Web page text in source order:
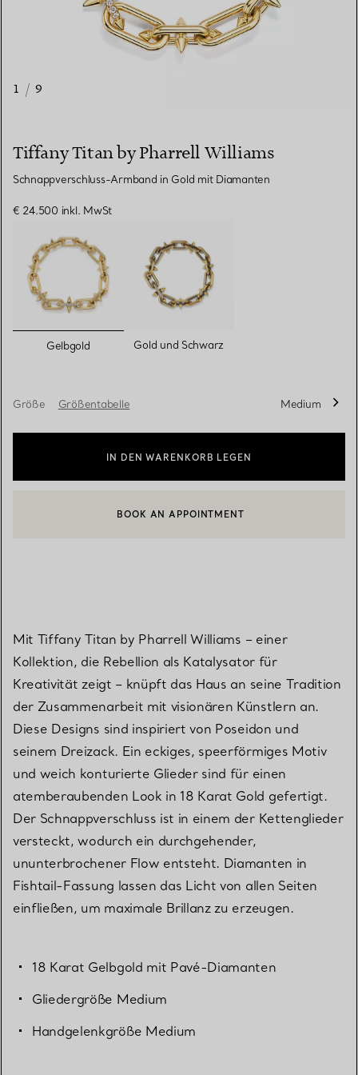
1 / 9
Tiffany Titan by Pharrell Williams
Schnappverschluss-Armband in Gold mit Diamanten
€ 24.500 inkl. MwSt
Größe Größentabelle Medium
ausgewählt
Gelbgold Gold und Schwarz
IN DEN WARENKORB LEGEN
EINEN KUNDENBERATER KONTAKTIEREN ODER EINEN
BOOK AN APPOINTMENT
Mit Tiffany Titan by Pharrell Williams – einer
Kollektion, die Rebellion als Katalysator für
Kreativität zeigt – knüpft das Haus an seine Tradition
der Zusammenarbeit mit visionären Künstlern an.
Diese Designs sind inspiriert von Poseidon und
seinem Dreizack. Ein eckiges, speerförmiges Motiv
und weich konturierte Glieder sind für einen
atemberaubenden Look in 18 Karat Gold gefertigt.
Der Schnappverschluss ist in einem der Kettenglieder
versteckt, wodurch ein durchgehender,
ununterbrochener Flow entsteht. Diamanten in
Fishtail-Fassung lassen das Licht von allen Seiten
einfließen, um maximale Brillanz zu erzeugen.
18 Karat Gelbgold mit Pavé-Diamanten
Gliedergröße Medium
Handgelenkgröße Medium